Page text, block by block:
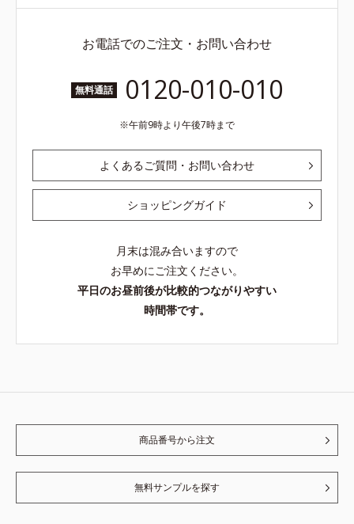
お電話でのご注文・お問い合わせ
無料通話 0120-010-010
午前9時より午後7時まで
よくあるご質問・お問い合わせ
ショッピングガイド
月末は混み合いますので
お早めにご注文ください。
平日のお昼前後が比較的つながりやすい
時間帯です。
商品番号から注文
無料サンプルを探す